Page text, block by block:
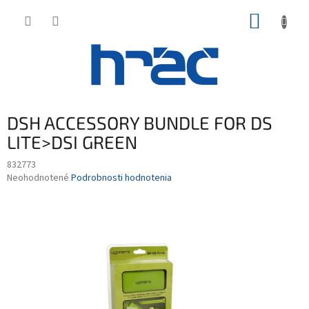
DSH ACCESSORY BUNDLE FOR DS
LITE>DSI GREEN
832773
Priemerné
Neohodnotené Podrobnosti hodnotenia